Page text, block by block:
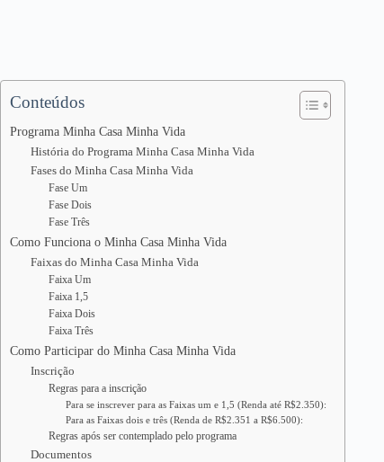
Conteúdos
Programa Minha Casa Minha Vida
História do Programa Minha Casa Minha Vida
Fases do Minha Casa Minha Vida
Fase Um
Fase Dois
Fase Três
Como Funciona o Minha Casa Minha Vida
Faixas do Minha Casa Minha Vida
Faixa Um
Faixa 1,5
Faixa Dois
Faixa Três
Como Participar do Minha Casa Minha Vida
Inscrição
Regras para a inscrição
Para se inscrever para as Faixas um e 1,5 (Renda até R$2.350):
Para as Faixas dois e três (Renda de R$2.351 a R$6.500):
Regras após ser contemplado pelo programa
Documentos